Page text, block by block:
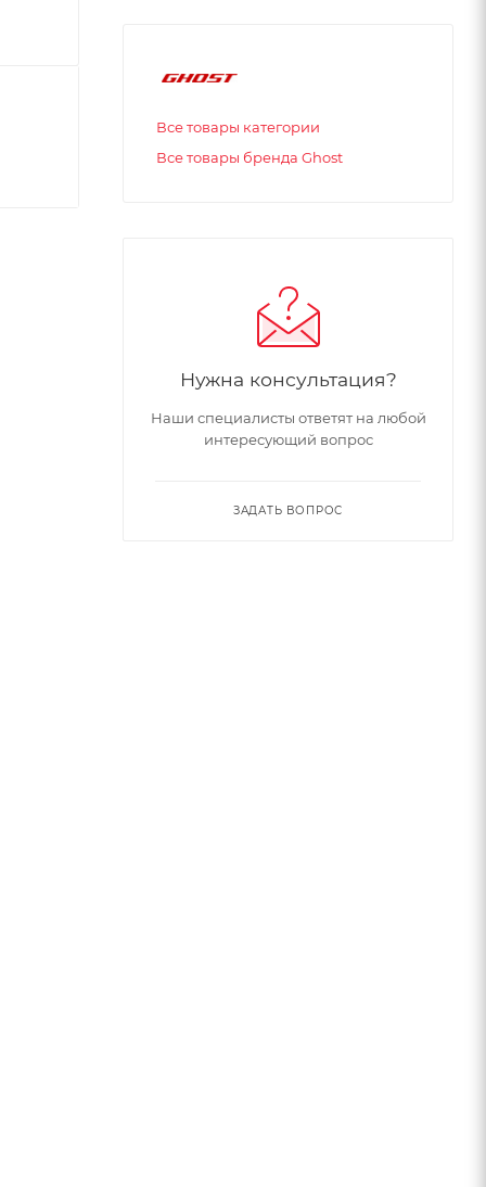
Все товары категории
Все товары бренда Ghost
Нужна консультация?
Наши специалисты ответят на любой
интересующий вопрос
ЗАДАТЬ ВОПРОС